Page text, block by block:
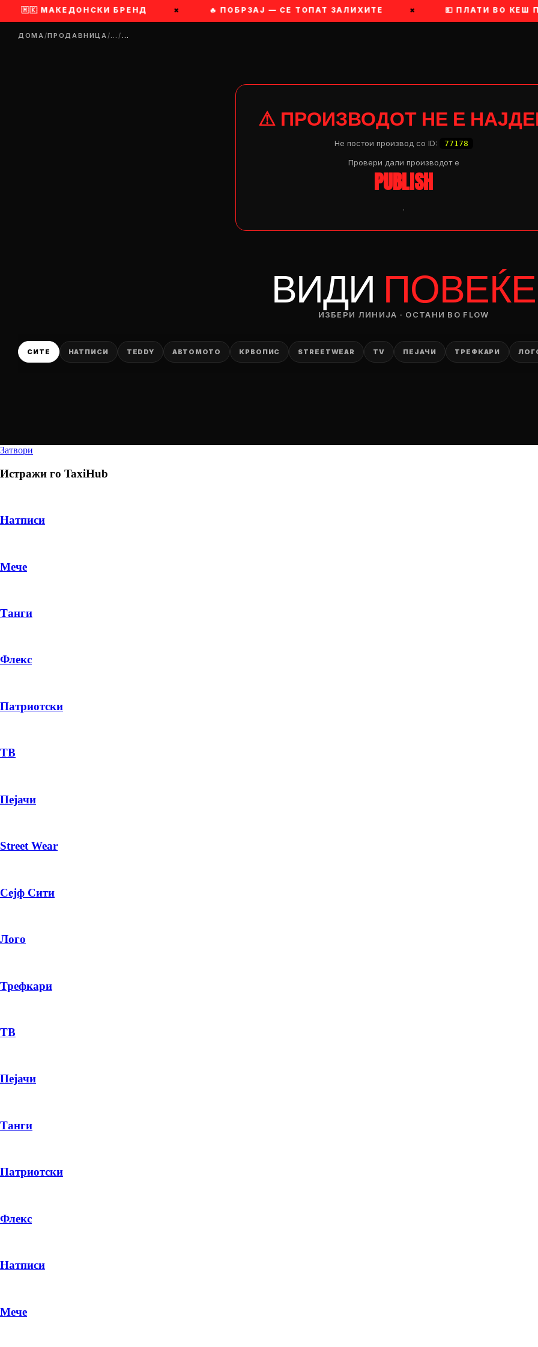
🇲🇰 МАКЕДОНСКИ БРЕНД 🔥 ПОБРЗАЈ — СЕ ТОПАТ ЗАЛИХИТЕ 💵 ПЛАТИ ВО КЕШ
ДОМА/ПРОДАВНИЦА/…/…
⚠ ПРОИЗВОДОТ НЕ Е
Не постои производ со ID: 77178
Провери дали производот e
PUBLISH
.
ВИДИ ПОВЕЌЕ
ИЗБЕРИ ЛИНИЈА · ОСТАНИ ВО FLOW
СИТЕ НАТПИСИ TEDDY АВТОМОТО КРВОПИС STREETWEAR TV ПЕЈАЧИ ТРЕФКАРИ
Затвори
Истражи го TaxiHub
Натписи
Мече
Танги
Флекс
Патриотски
ТВ
Пејачи
Street Wear
Сејф Сити
Лого
Трефкари
ТВ
Пејачи
Танги
Патриотски
Флекс
Натписи
Мече